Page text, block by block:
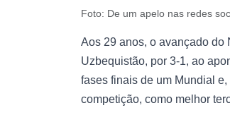
Foto: De um apelo nas redes
Aos 29 anos, o avançado
Uzbequistão, por 3-1, ao
fases finais de um Mundial
competição, como melhor